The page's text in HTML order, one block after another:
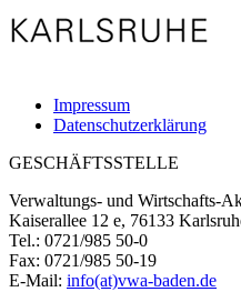
Impressum
Datenschutzerklärung
GESCHÄFTSSTELLE
Verwaltungs- und Wirtschafts-
Kaiserallee 12 e, 76133
Tel.: 0721/985 50-0
Fax: 0721/985 50-19
E-Mail: info(at)vwa-baden.de